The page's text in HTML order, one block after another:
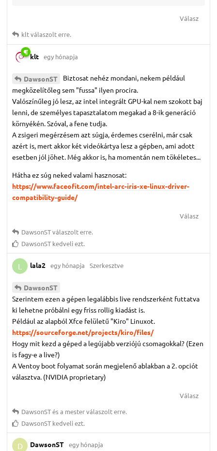
Válasz
kltválaszolt erre.
klt egy hónapja
DawsonST
Biztosat nehéz mondani, nekem például
megközelítőleg sem "fussa" ilyen procira.
Valószínűleg jó lesz, az intel integrált GPU-kal nem szokott baj
lenni, de személyes tapasztalatom megakad a 8-ik generáció
környékén. Szóval, a fene tudja.
A zsigeri megérzésem azt súgja, érdemes cserélni, már csak
azért is, mert akkor két videókártya lesz a gépben, ami adott
esetben jól jöhet. Még akkor is, ha momentán nem tökéletes...
Hátha ez súg neked valami hasznosat:
https://www.faceofit.com/intel-arc-iris-xe-linux-driver-
compatibility-guide/
Válasz
DawsonSTválaszolt erre.
DawsonST kedveli ezt.
L lala2 egy hónapja Szerkesztve
DawsonST
Szerintem ezen a gépen legalábbis live rendszerként futtatva
ki lehetne próbálni egy friss rollig kiadást is.
Például az alapból Xfce felületű "Kiro" Linuxot.
https://sourceforge.net/projects/kiro/files/
Hogy mit kezd a géped a legújabb verziójú csomagokkal? (Ezen
is fagy-e a live?)
A Ventoy boot folyamat során megjelenő ablakban a 2. opciót
választva. (NVIDIA proprietary)
Válasz
DawsonSTésa mesterválaszolt erre.
DawsonST kedveli ezt.
D DawsonST egy hónapja